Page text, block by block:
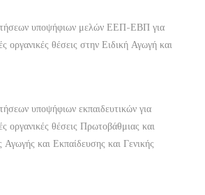
υποψήφιων μελών ΕΕΠ-ΕΒΠ για
οργανικές θέσεις στην Ειδική Αγωγή και
υποψήφιων εκπαιδευτικών για
οργανικές θέσεις Πρωτοβάθμιας και
Αγωγής και Εκπαίδευσης και Γενικής